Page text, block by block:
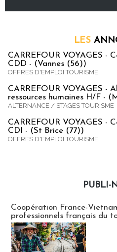
LES
CARREFOUR VOYAGES -
CDD - (Vannes (56))
OFFRES D'EMPLOI TOURISME
CARREFOUR VOYAGES -
ressources humaines H/F -
ALTERNANCE / STAGES TOURISME
CARREFOUR VOYAGES -
CDI - (St Brice (77))
OFFRES D'EMPLOI TOURISME
PUBLI-
Coopération France-
professionnels français du